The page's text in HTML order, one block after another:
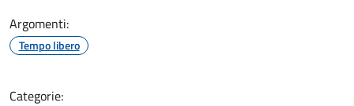
Argomenti:
Tempo libero
Categorie: